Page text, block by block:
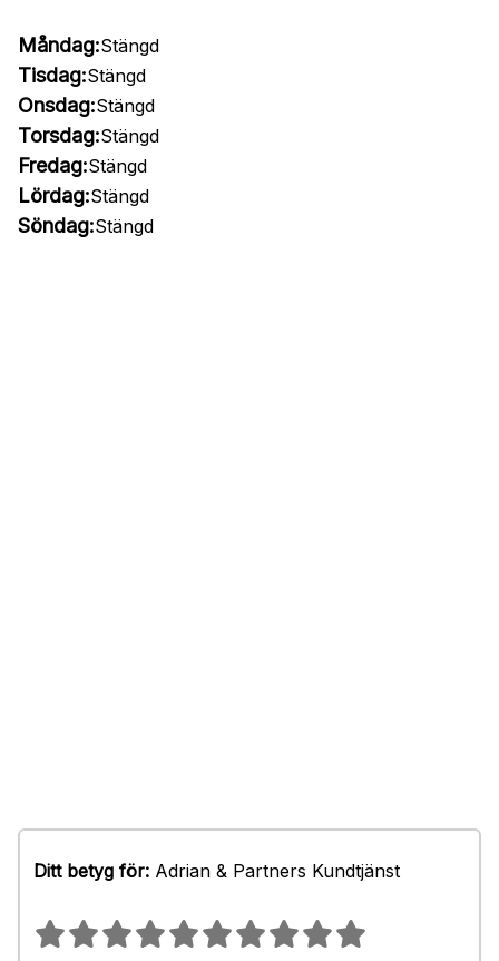
Måndag:Stängd
Tisdag:Stängd
Onsdag:Stängd
Torsdag:Stängd
Fredag:Stängd
Lördag:Stängd
Söndag:Stängd
Ditt betyg för: Adrian & Partners Kundtjänst